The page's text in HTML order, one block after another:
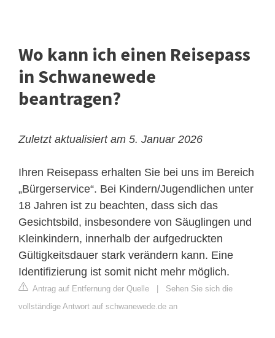
Wo kann ich einen Reisepass
in Schwanewede
beantragen?
Zuletzt aktualisiert am 5. Januar 2026
Ihren Reisepass erhalten Sie bei uns im Bereich
„Bürgerservice“. Bei Kindern/Jugendlichen unter
18 Jahren ist zu beachten, dass sich das
Gesichtsbild, insbesondere von Säuglingen und
Kleinkindern, innerhalb der aufgedruckten
Gültigkeitsdauer stark verändern kann. Eine
Identifizierung ist somit nicht mehr möglich.
Antrag auf Entfernung der Quelle
Sehen Sie sich die
vollständige Antwort auf schwanewede.de an